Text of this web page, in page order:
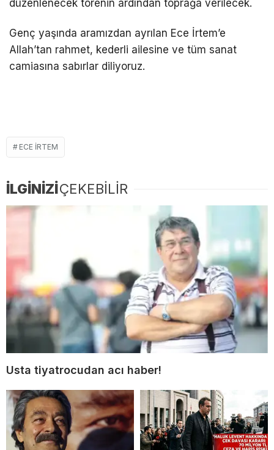
düzenlenecek törenin ardından toprağa verilecek.
Genç yaşında aramızdan ayrılan Ece İrtem’e
Allah’tan rahmet, kederli ailesine ve tüm sanat
camiasına sabırlar diliyoruz.
ECE IRTEM
İLGİNİZİÇEKEBİLİR
Usta tiyatrocudan acı haber!